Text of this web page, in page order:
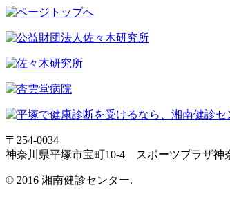
〒254-0034
神奈川県平塚市宝町10-4 スポーツプラザ神
© 2016 湘南健診センター.